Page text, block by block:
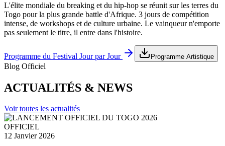
L'élite mondiale du breaking et du hip-hop se réunit sur les terres du
Togo pour la plus grande battle d'Afrique. 3 jours de compétition
intense, de workshops et de culture urbaine. Le vainqueur n'emporte
pas seulement le titre, il entre dans l'histoire.
Programme du Festival Jour par Jour Programme Artistique
Blog Officiel
ACTUALITÉS & NEWS
Voir toutes les actualités
OFFICIEL
12 Janvier 2026